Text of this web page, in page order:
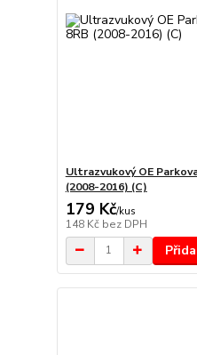
Ultrazvukový OE
(2008-2016) (C)
179 Kč/kus
148 Kč bez DPH